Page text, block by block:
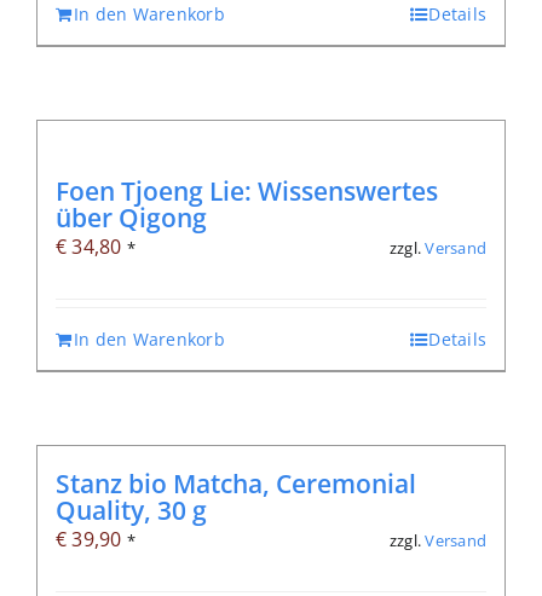
In den Warenkorb Details
Foen Tjoeng Lie: Wissenswertes
über Qigong
€34,80 * zzgl.Versand
In den Warenkorb Details
Stanz bio Matcha, Ceremonial
Quality, 30 g
€39,90 * zzgl.Versand